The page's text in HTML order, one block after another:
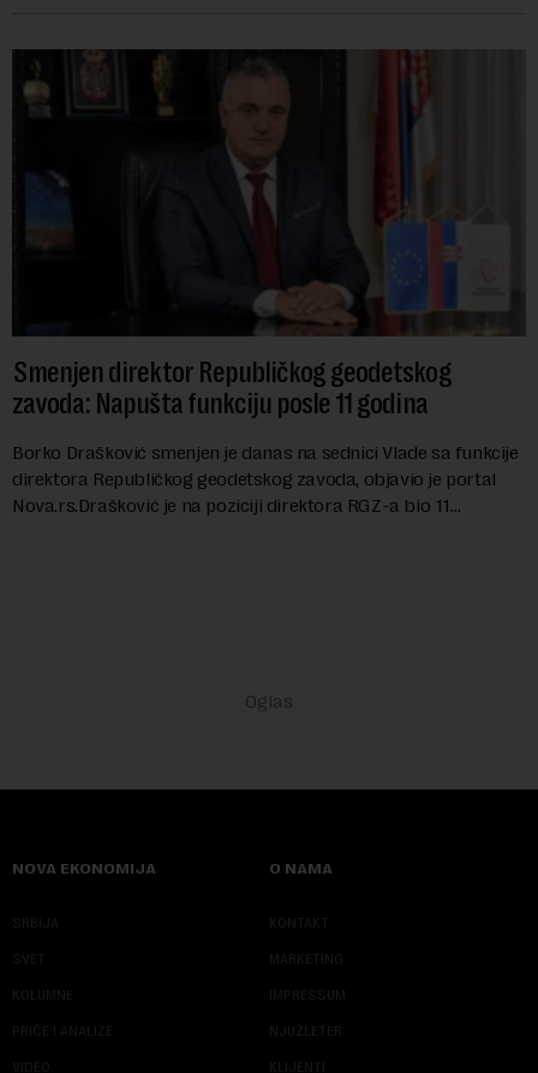
Smenjen direktor Republičkog geodetskog
zavoda: Napušta funkciju posle 11 godina
Borko Drašković smenjen je danas na sednici Vlade sa funkcije
direktora Republičkog geodetskog zavoda, objavio je portal
Nova.rs.Drašković je na poziciji direktora RGZ-a bio 11
NOVA EKONOMIJA
SRBIJA
SVET
KOLUMNE
PRIČE I ANALIZE
VIDEO
O NAMA
KONTAKT
MARKETING
IMPRESSUM
NJUZLETER
KLIJENTI